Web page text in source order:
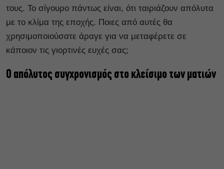
τους. Το σίγουρο πάντως είναι, ότι ταιριάζουν απόλυτα
με το κλίμα της εποχής. Ποιες από αυτές θα
χρησιμοποιούσατε άραγε για να μεταφέρετε σε
κάποιον τις γιορτινές ευχές σας;
Ο απόλυτος συγχρονισμός στο κλείσιμο των ματιών